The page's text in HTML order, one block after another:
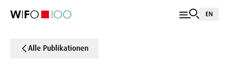
EN
Alle Publikationen